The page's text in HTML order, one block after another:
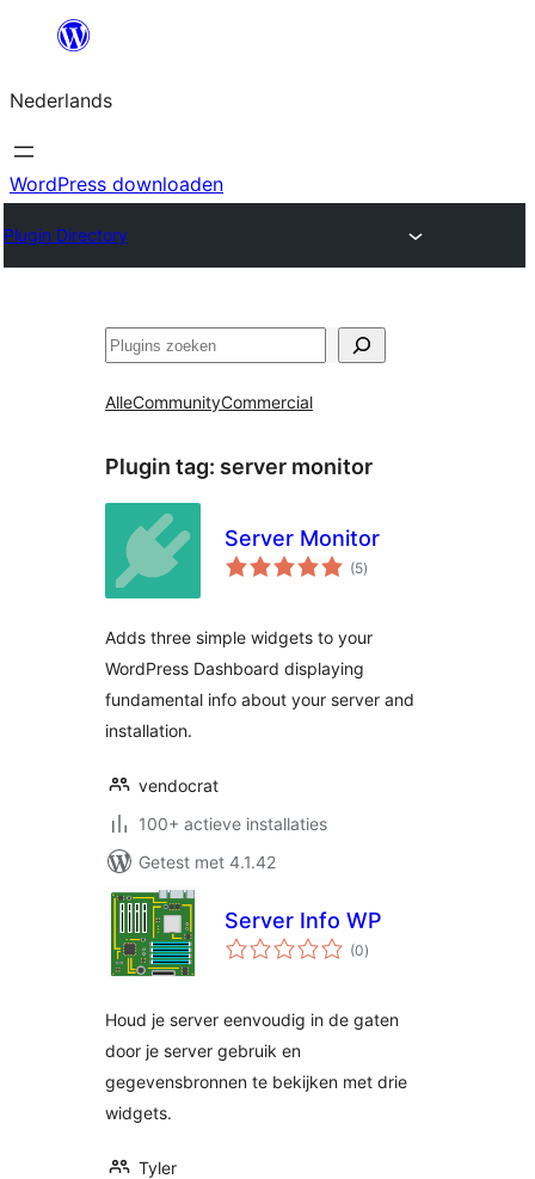
de
inhoud
Nederlands
WordPress downloaden
Plugin Directory
Zoeken
AlleCommunityCommercial
Plugin tag: server monitor
Server Monitor
(5totaal
waarderingen
)
Adds three simple widgets to your
WordPress Dashboard displaying
fundamental info about your server and
installation.
vendocrat
100+ actieve installaties
Getest met 4.1.42
Server Info WP
(0totaal
waarderingen
)
Houd je server eenvoudig in de gaten
door je server gebruik en
gegevensbronnen te bekijken met drie
widgets.
Tyler